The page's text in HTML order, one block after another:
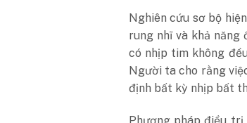
Nghiên cứu sơ bộ
rung nhĩ và khả
có nhịp tim không
Người ta cho rằng
định bất kỳ nhịp bất
Phương pháp điều